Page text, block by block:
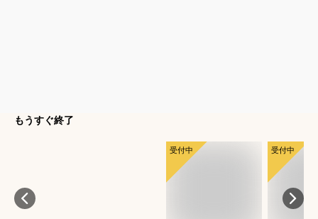
もうすぐ終了
受付中 受付中